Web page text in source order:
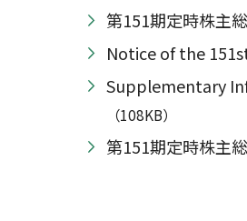
第151期定時株主
Notice of the
Supplementary
（108KB）
第151期定時株主